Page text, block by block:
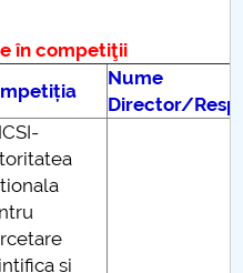
în competiţii
Nume
Director/
si